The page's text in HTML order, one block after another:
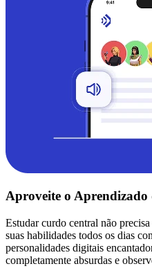
Aproveite o
Estudar curdo central não
suas habilidades todos os dias
personalidades digitais
completamente absurdas e